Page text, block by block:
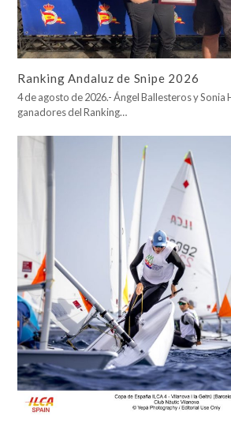
Ranking Andaluz de Snipe 2026
4 de agosto de 2026.- Ángel Ballesteros y
ganadores del Ranking…